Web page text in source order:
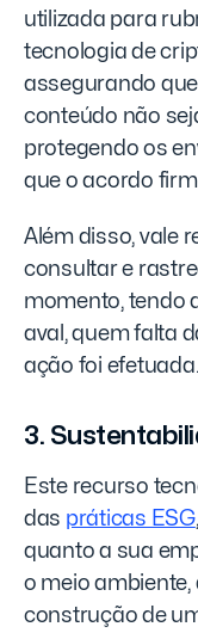
utilizada para
tecnologia de
assegurando
conteúdo não
protegendo os
que o acordo
Além disso, vale
consultar e
momento, tendo
aval, quem falta
ação foi efetuada.
3.
Este recurso
das práticas ESG
quanto a sua
o meio ambiente,
construção de